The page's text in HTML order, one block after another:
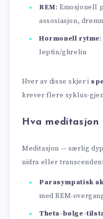
REM: Emosjonell
assosiasjon,
Hormonell rytme
leptin/ghrelin
Hver av disse skjer i
krever flere syklus-
Hva
Meditasjon — særlig
nidra eller
Parasympatisk
med REM-
Theta-bølge-